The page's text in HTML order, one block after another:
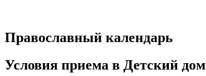
Православный календарь
Условия приема в Детский дом